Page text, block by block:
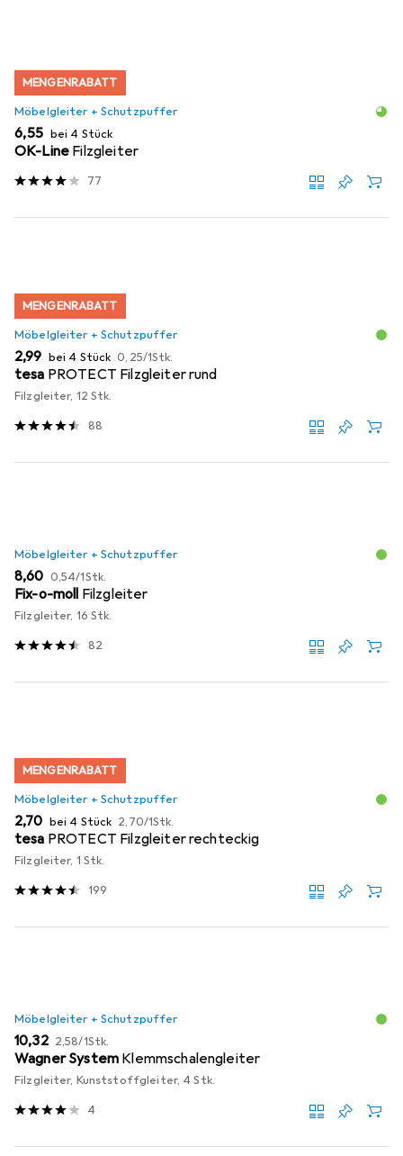
MENGENRABATT
Möbelgleiter + Schutzpuffer
EUR
6,55 bei 4 Stück
OK-Line Filzgleiter
77
MENGENRABATT
Möbelgleiter + Schutzpuffer
EUR
2,99 bei 4 Stück EUR
0,25/1Stk.
tesa PROTECT Filzgleiter rund
Filzgleiter, 12 Stk.
88
Möbelgleiter + Schutzpuffer
EUR
8,60 EUR
0,54/1Stk.
Fix-o-moll Filzgleiter
Filzgleiter, 16 Stk.
82
MENGENRABATT
Möbelgleiter + Schutzpuffer
EUR
2,70 bei 4 Stück EUR
2,70/1Stk.
tesa PROTECT Filzgleiter rechteckig
Filzgleiter, 1 Stk.
199
Möbelgleiter + Schutzpuffer
EUR
10,32 EUR
2,58/1Stk.
Wagner System Klemmschalengleiter
Filzgleiter, Kunststoffgleiter, 4 Stk.
4